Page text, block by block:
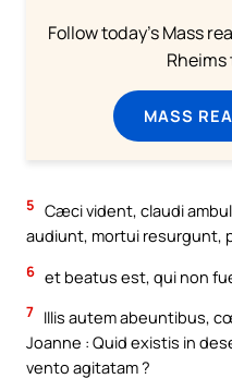
Follow today's Mass
MASS
5 Cæci vident, claudi
audiunt, mortui resurgunt,
6 et beatus est, qui non
7 Illis autem abeuntibus,
Joanne : Quid existis in
vento agitatam ?